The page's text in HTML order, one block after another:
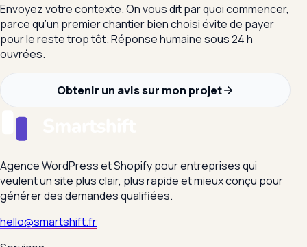
Envoyez votre contexte. On vous dit par quoi commencer,
parce qu’un premier chantier bien choisi évite de payer
pour le reste trop tôt. Réponse humaine sous 24 h
ouvrées.
Obtenir un avis sur mon projet
Agence WordPress et Shopify pour entreprises qui
veulent un site plus clair, plus rapide et mieux conçu pour
générer des demandes qualifiées.
hello@smartshift.fr